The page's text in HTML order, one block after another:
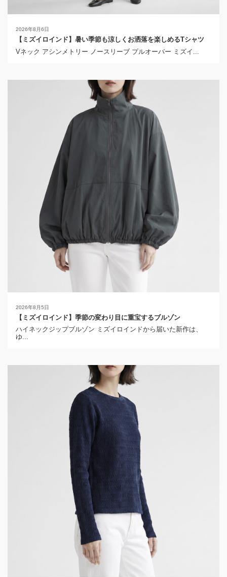
2026年8月6日
【ミズイロインド】暑い季節も涼しくお洒落を楽しめるTシャツ
Vネック アシンメトリー ノースリーブ プルオーバー ミズイ...
2026年8月5日
【ミズイロインド】季節の変わり目に重宝するブルゾン
ハイネックジップブルゾン ミズイロインドから届いた新作は、
ゆ...